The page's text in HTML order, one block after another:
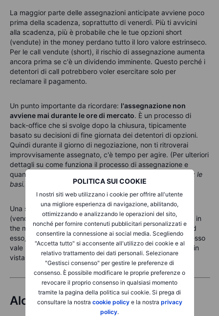
POLITICA SUI COOKIE
I nostri siti web utilizzano i cookie per offrire all'utente
una migliore esperienza di navigazione, abilitando,
ottimizzando e analizzando le operazioni del sito,
nonché per fornire contenuti pubblicitari personalizzati e
consentire la connessione ai social media. Scegliendo
"Accetta tutto" si acconsente all'utilizzo dei cookie e al
relativo trattamento dei dati personali. Selezionare
"Gestisci consenso" per gestire le preferenze di
consenso. È possibile modificare le proprie preferenze o
revocare il proprio consenso in qualsiasi momento
tramite la pagina della politica sui cookie. Si prega di
consultare la nostra cookie policye la nostra privacy
policy.
La maggior parte delle assegnazioni anticipate avviene poco
prima della scadenza, soprattutto di venerdì. Più ti avvicini
alla scadenza, più è probabile che le tue opzioni short
(vendute) in the money perdano tutto il loro valore estrinseco.
Per le call vendute (short), il rischio di assegnazione aumenta
ancora prima se c'è un dividendo imminente. Questo perché i
detentori di call potrebbero voler esercitare solo per
reclamare il pagamento.
Un punto importante da ricordare: l'assegnazione non
avviene mai durante le ore di mercato. È un processo di
back-office che si svolge dopo la chiusura, tipicamente
basato su decisioni di fine giornata dei detentori di opzioni.
Quindi durante il giorno di negoziazione, non ti ritroverai
improvvisamente assegnato, c'è tempo per agire. (Per ulteriori
dettagli su come funziona il processo di assegnazione e
quando appare nel tuo conto, vedi
Parte 1: Assegnazione: le
basi.
Una semplice abitudine è controllare le tue opzioni short
(vendute) uno o due giorni prima della scadenza. Se sono in
the money e negoziano al loro valore intrinseco o vicino ad
esso, potresti volerle chiudere o effettuare il rolling. Lo stesso
vale per qualsiasi call venduta (short) che è in the money in
vista di una data ex-dividendo.
Alcuni esempi chiave